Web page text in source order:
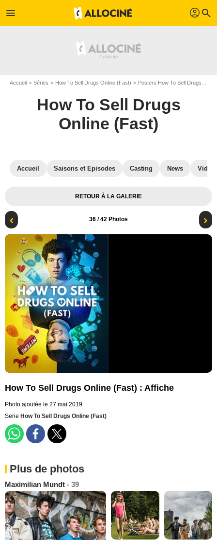
menu profil search
Accueil Séries How To Sell Drugs Online (Fast) Posters How To Sell Drugs Online (Fast)
How To Sell Drugs
Online (Fast)
Accueil Saisons et Episodes Casting News
RETOUR À LA GALERIE
36 / 42 Photos
How To Sell Drugs Online (Fast) : Affiche
Photo ajoutée le 27 mai 2019
Serie How To Sell Drugs Online (Fast)
Plus de photos
Maximilian Mundt - 39